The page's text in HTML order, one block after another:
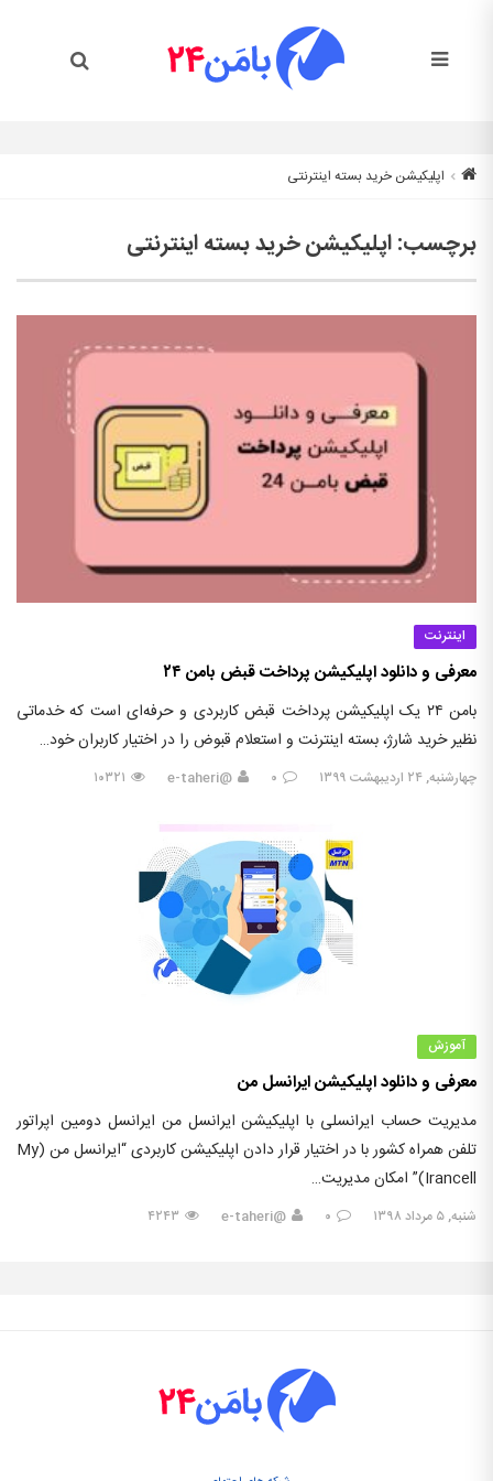
اپلیکیشن خرید بسته اینترنتی
برچسب:اپلیکیشن خرید بسته اینترنتی
اینترنت
معرفی و دانلود اپلیکیشن پرداخت قبض بامن ۲۴
بامن ۲۴ یک اپلیکیشن پرداخت قبض کاربردی و حرفه‌ای است که خدماتی
نظیر خرید شارژ، بسته اینترنت و استعلام قبوض را در اختیار کاربران خود…
چهارشنبه, ۲۴ اردیبهشت ۱۳۹۹ ۰ @e-taheri ۱۰۳۲۱
آموزش
معرفی و دانلود اپلیکیشن ایرانسل من
مدیریت حساب ایرانسلی با اپلیکیشن ایرانسل من ایرانسل دومین اپراتور
تلفن همراه کشور با در اختیار قرار دادن اپلیکیشن کاربردی “ایرانسل من (My
Irancell)” امکان مدیریت…
شنبه, ۵ مرداد ۱۳۹۸ ۰ @e-taheri ۴۲۴۳